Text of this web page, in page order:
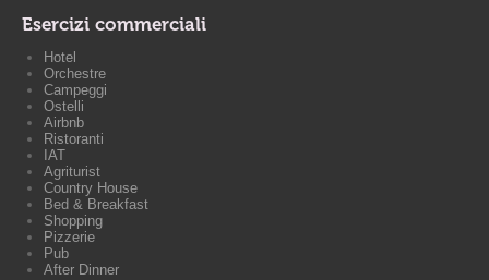
Esercizi commerciali
Hotel
Orchestre
Campeggi
Ostelli
Airbnb
Ristoranti
IAT
Agriturist
Country House
Bed & Breakfast
Shopping
Pizzerie
Pub
After Dinner